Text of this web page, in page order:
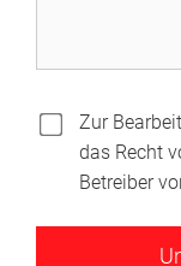
Zur
das Recht
Betreiber